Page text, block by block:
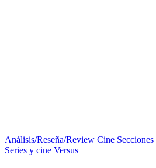
Análisis/Reseña/Review Cine Secciones
Series y cine Versus